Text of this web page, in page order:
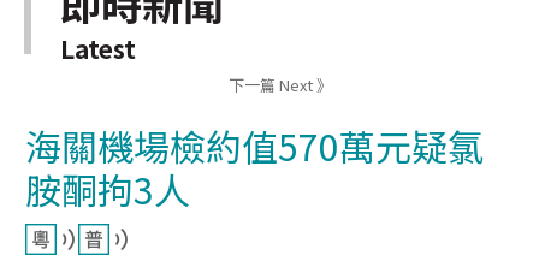
Latest
下一篇 Next 》
海關機場檢約值570萬元疑氯
胺酮拘3人